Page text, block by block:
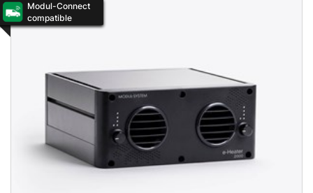
Modul-Connect
compatible